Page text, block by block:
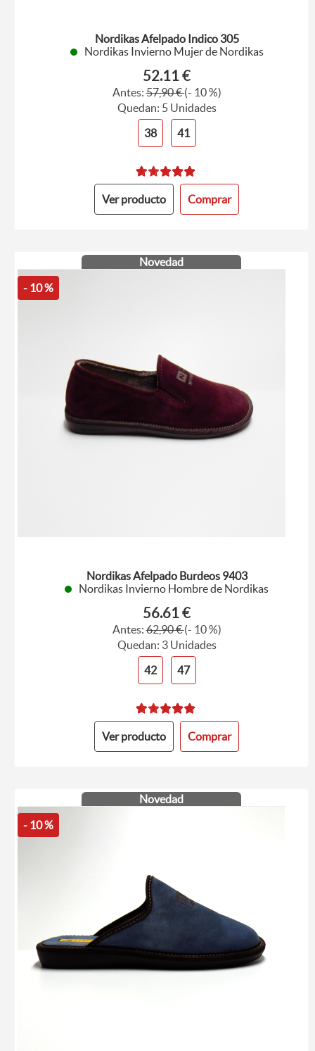
Nordikas Afelpado Indico 305
Nordikas Invierno Mujer de Nordikas
52.11 €
Antes:57,90 €(- 10 %)
Quedan: 5 Unidades
38
41
Ver producto Comprar
Novedad
- 10 %
Nordikas Afelpado Burdeos 9403
Nordikas Invierno Hombre de Nordikas
56.61 €
Antes:62,90 €(- 10 %)
Quedan: 3 Unidades
42
47
Ver producto Comprar
Novedad
- 10 %